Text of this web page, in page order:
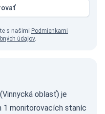
s našimi Podmienkami
údajov.
oblasť) je
1 monitorovacích staníc